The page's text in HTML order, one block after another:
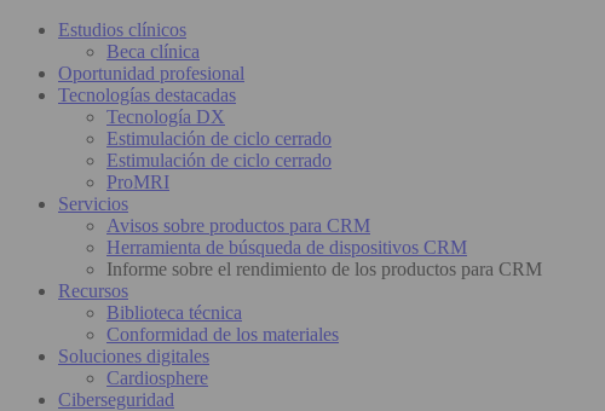
Estudios clínicos
Beca clínica
Oportunidad profesional
Tecnologías destacadas
Tecnología DX
Estimulación de ciclo cerrado
Estimulación de ciclo cerrado
ProMRI
Servicios
Avisos sobre productos para CRM
Herramienta de búsqueda de dispositivos CRM
Informe sobre el rendimiento de los productos para CRM
Recursos
Biblioteca técnica
Conformidad de los materiales
Soluciones digitales
Cardiosphere
Ciberseguridad